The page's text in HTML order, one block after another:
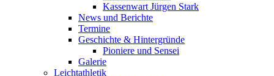
Kassenwart Jürgen Stark
News und Berichte
Termine
Geschichte & Hintergründe
Pioniere und Sensei
Galerie
Leichtathletik